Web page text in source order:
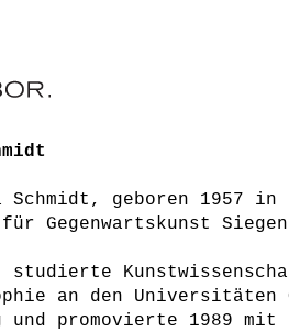
Schmidt, geboren 1957
für Gegenwartskunst
studierte
an den Universitäten
und promovierte 1989